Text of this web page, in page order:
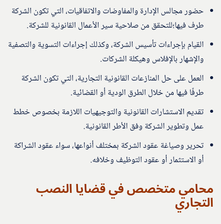
حضور مجالس الإدارة والمفاوضات والاتفاقيات، التي تكون الشركة
طرف فيها؛للتحقق من صلاحية سير الأعمال القانونية للشركة.
القيام بإجراءات تأسيس الشركة، وكذلك إجراءات التسوية والتصفية
والإشهار بالإفلاس وهيكلة الشركات.
العمل على حل المنازعات القانونية التجارية، التي تكون الشركة
طرفًا فيها من خلال الطرق الودية أو القضائية.
تقديم الاستشارات القانونية والتوجيهيات اللازمة بخصوص خطط
عمل وتطوير الشركة وفق الأطر القانونية.
تحرير وصياغة عقود الشركة بمختلف أنواعها، سواء عقود الشراكة
أو الاستثمار أو عقود التوظيف وخلافه.
محامي متخصص في قضايا النصب
التجاري